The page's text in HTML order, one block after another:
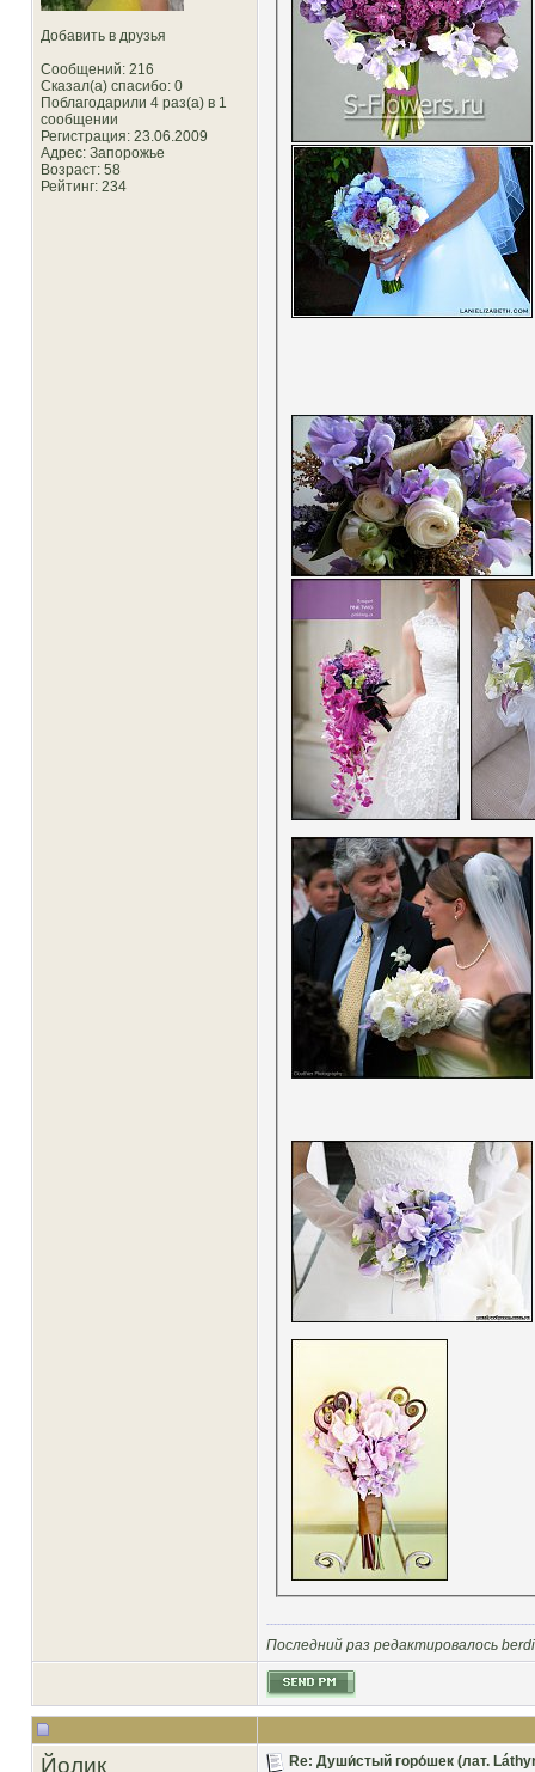
Добавить в друзья
Сообщений: 216
Сказал(а) спасибо: 0
Поблагодарили 4 раз(а) в 1
сообщении
Регистрация: 23.06.2009
Адрес: Запорожье
Возраст: 58
Рейтинг: 234
Последний раз редактировалось
Йолик Re: Души́стый горо́шек (лат.